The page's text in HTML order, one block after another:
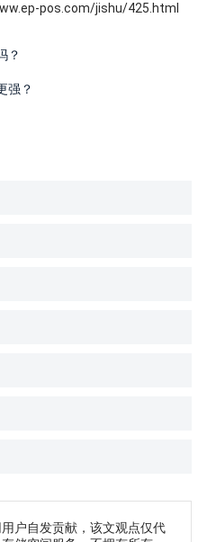
pos.com/jishu/425.html
？
强？
户自发贡献，该文观点仅代